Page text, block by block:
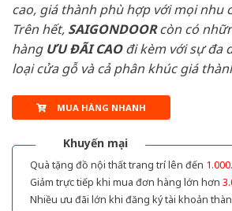
cao, giá thành phù hợp với mọi nhu
Trên hết, SAIGONDOORcòn có
hàng ƯU ĐÃI CAOđi kèm với sự đa
loại cửa gỗ và cả phân khúc giá
MUA HÀNG NHANH
Khuyến mại
Quà tặng đồ nội thất trang trí lên đến
Giảm trực tiếp khi mua đơn hàng lớn hơn
Nhiều ưu đãi lớn khi đăng ký tài khoản